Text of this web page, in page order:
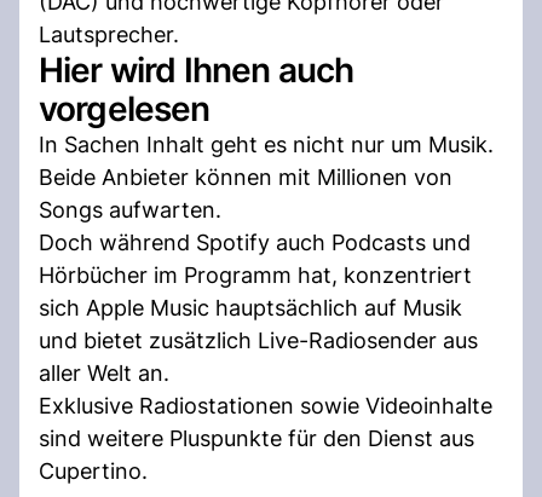
Lautsprecher.
Hier wird Ihnen auch
vorgelesen
In Sachen Inhalt geht es nicht nur um Musik.
Beide Anbieter können mit Millionen von
Songs aufwarten.
Doch während Spotify auch Podcasts und
Hörbücher im Programm hat, konzentriert
sich Apple Music hauptsächlich auf Musik
und bietet zusätzlich Live-Radiosender aus
aller Welt an.
Exklusive Radiostationen sowie Videoinhalte
sind weitere Pluspunkte für den Dienst aus
Cupertino.